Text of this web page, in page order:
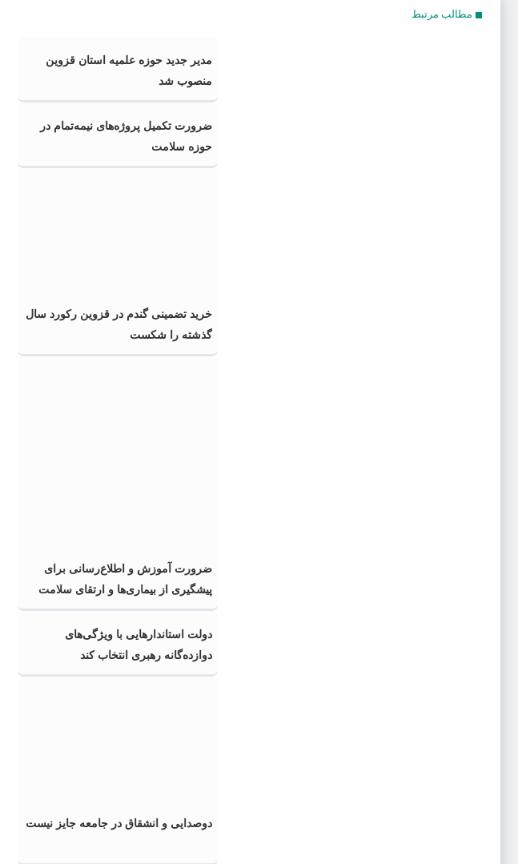
مطالب مرتبط
مدیر جدید حوزه علمیه استان قزوین
منصوب شد
ضرورت تکمیل پروژه‌های نیمه‌تمام در
حوزه سلامت
خرید تضمینی گندم در قزوین رکورد سال
گذشته را شکست
ضرورت آموزش و اطلاع‌رسانی برای
پیشگیری از بیماری‌ها و ارتقای سلامت
زنان
دولت استاندارهایی با ویژگی‌های
دوازده‌گانه رهبری انتخاب کند
دوصدایی و انشقاق در جامعه جایز نیست